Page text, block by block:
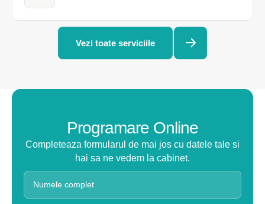
Vezi toate serviciile
Programare Online
Completeaza formularul de mai jos cu datele tale si
hai sa ne vedem la cabinet.